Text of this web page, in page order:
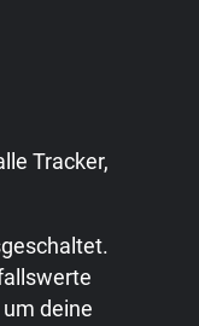
Tracker,
deine